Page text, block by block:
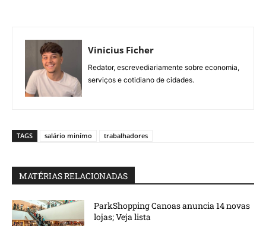
Vinicius Ficher
Redator, escrevediariamente sobre economia,
serviços e cotidiano de cidades.
TAGS salário minímo trabalhadores
MATÉRIAS RELACIONADAS
ParkShopping Canoas anuncia 14 novas
lojas; Veja lista